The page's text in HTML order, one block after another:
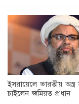
ইসরায়েলে ভারতীয়
চাইলেন জমিয়ত প্রধান